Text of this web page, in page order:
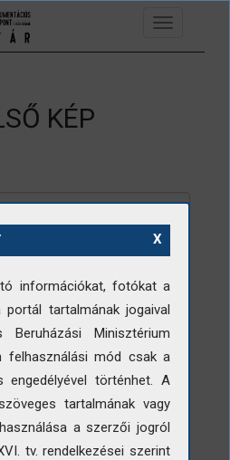
Toggle
navigation
KÉP
X
információkat, fotókat a
tartalmának jogaival
Minisztérium
felhasználási mód csak a
történhet. A
tartalmának vagy
a szerzői jogról
tv. rendelkezései szerint